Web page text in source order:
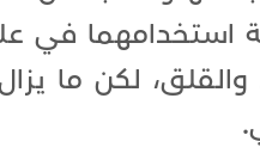
استخدامهما في
والقلق، لكن ما